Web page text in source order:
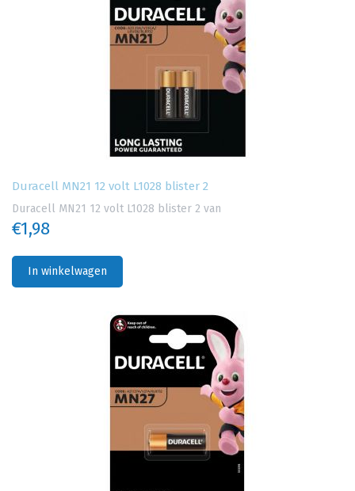
Duracell MN21 12 volt L1028 blister 2
Duracell MN21 12 volt L1028 blister 2 van
€1,98
In winkelwagen